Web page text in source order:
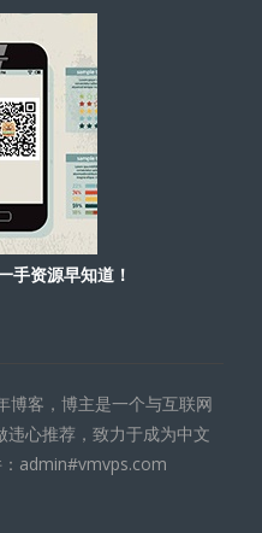
手资源早知道！
博客，博主是一个与互联网
心推荐，致力于成为中文
：admin#vmvps.com